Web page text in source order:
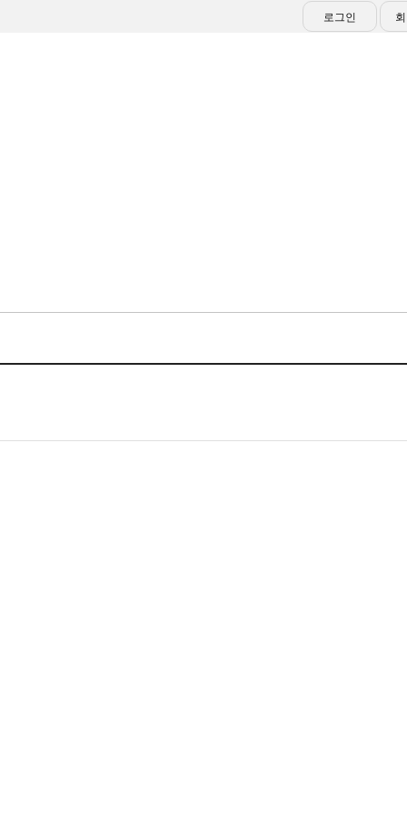
로그인